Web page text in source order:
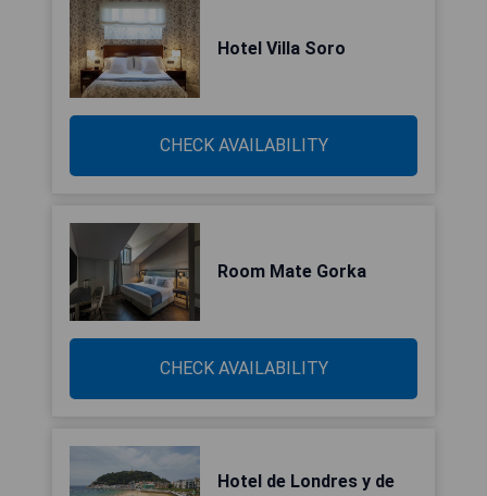
Hotel Villa Soro
CHECK AVAILABILITY
Room Mate Gorka
CHECK AVAILABILITY
Hotel de Londres y de